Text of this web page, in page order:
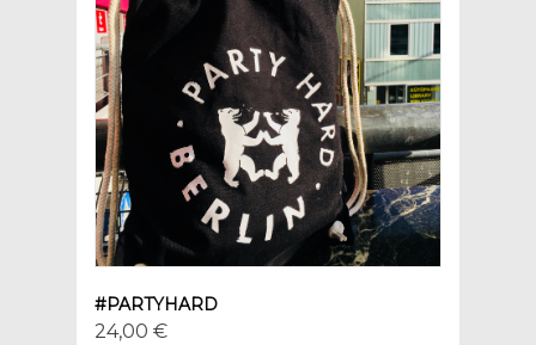
#PARTYHARD
24,00 €